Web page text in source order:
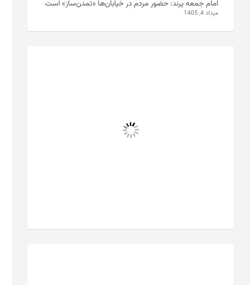
امام جمعه پرند: حضور مردم در خیابان‌ها «تمدن‌ساز» است
مرداد 4, 1405